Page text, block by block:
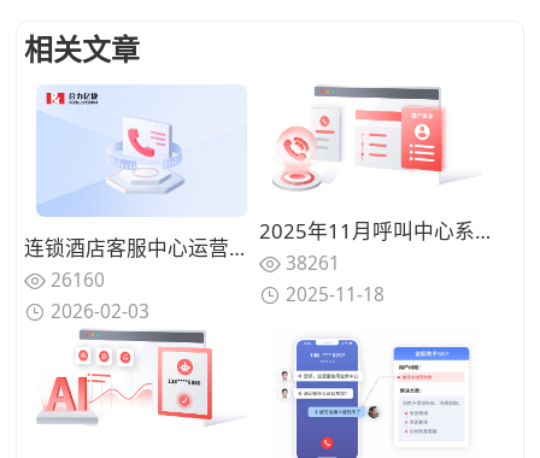
相关文章
连锁酒店客服中心运营升级:基于400号码实现预订与投诉统一管理方案
26160
2026-02-03
2025年11月呼叫中心系统品牌价值盘点：合力亿捷领衔行业智能化升级
38261
2025-11-18